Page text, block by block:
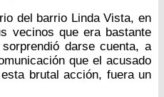
del barrio Linda Vista, en
vecinos que era bastante
darse cuenta, a
que el acusado
brutal acción, fuera un